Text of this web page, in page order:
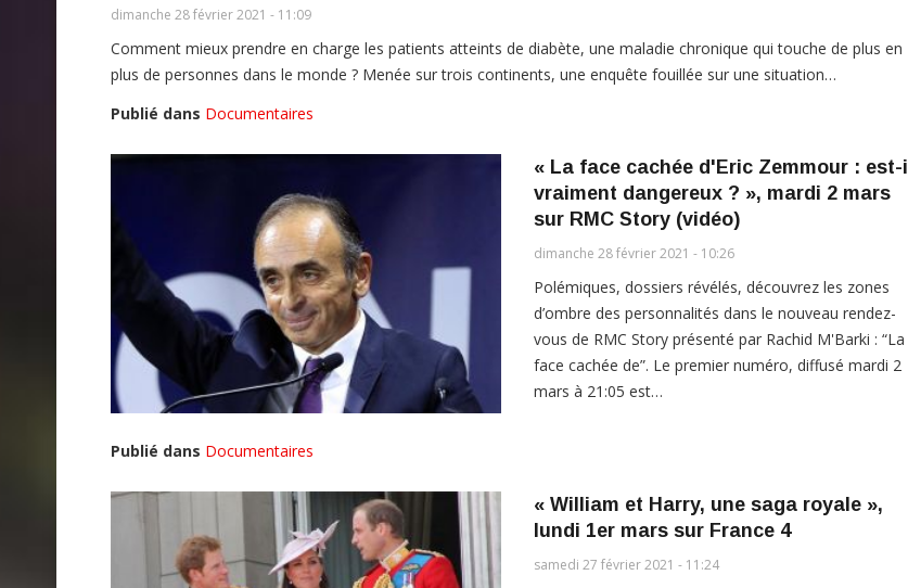
dimanche 28 février 2021 - 11:09
Comment mieux prendre en charge les patients atteints de diabète, une maladie chronique qui touche de plus en
plus de personnes dans le monde ? Menée sur trois continents, une enquête fouillée sur une situation…
Publié dans Documentaires
« La face cachée d'Eric Zemmour : est-il
vraiment dangereux ? », mardi 2 mars
sur RMC Story (vidéo)
dimanche 28 février 2021 - 10:26
Polémiques, dossiers révélés, découvrez les zones
d’ombre des personnalités dans le nouveau rendez-
vous de RMC Story présenté par Rachid M'Barki : “La
face cachée de”. Le premier numéro, diffusé mardi 2
mars à 21:05 est…
Publié dans Documentaires
« William et Harry, une saga royale »,
lundi 1er mars sur France 4
samedi 27 février 2021 - 11:24